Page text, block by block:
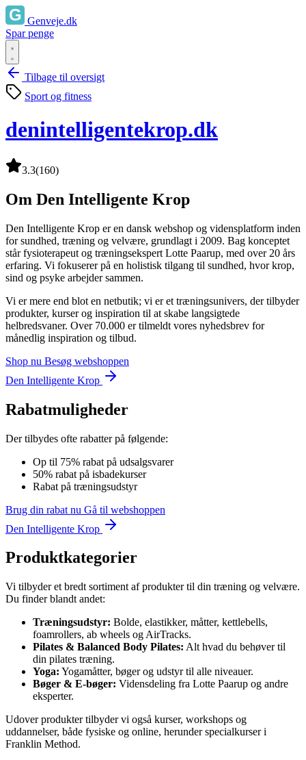
Genveje.dk
Spar penge
Tilbage til oversigt
Sport og fitness
denintelligentekrop.dk
3.3(160)
Om Den Intelligente Krop
Den Intelligente Krop er en dansk webshop og vidensplatform inden
for sundhed, træning og velvære, grundlagt i 2009. Bag konceptet
står fysioterapeut og træningsekspert Lotte Paarup, med over 20 års
erfaring. Vi fokuserer på en holistisk tilgang til sundhed, hvor krop,
sind og psyke arbejder sammen.
Vi er mere end blot en netbutik; vi er et træningsunivers, der tilbyder
produkter, kurser og inspiration til at skabe langsigtede
helbredsvaner. Over 70.000 er tilmeldt vores nyhedsbrev for
månedlig inspiration og tilbud.
Shop nu Besøg webshoppen
Den Intelligente Krop
Rabatmuligheder
Der tilbydes ofte rabatter på følgende:
Op til 75% rabat på udsalgsvarer
50% rabat på isbadekurser
Rabat på træningsudstyr
Brug din rabat nu Gå til webshoppen
Den Intelligente Krop
Produktkategorier
Vi tilbyder et bredt sortiment af produkter til din træning og velvære.
Du finder blandt andet:
Træningsudstyr: Bolde, elastikker, måtter, kettlebells,
foamrollers, ab wheels og AirTracks.
Pilates & Balanced Body Pilates: Alt hvad du behøver til
din pilates træning.
Yoga: Yogamåtter, bøger og udstyr til alle niveauer.
Bøger & E-bøger: Vidensdeling fra Lotte Paarup og andre
eksperter.
Udover produkter tilbyder vi også kurser, workshops og
uddannelser, både fysiske og online, herunder specialkurser i
Franklin Method.